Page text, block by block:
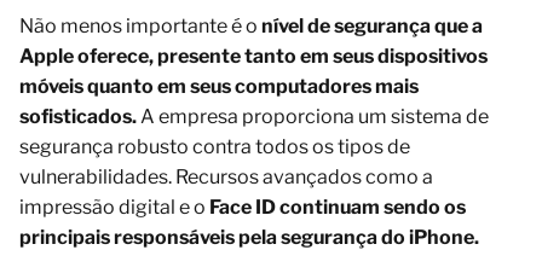
Não menos importante é o nível de segurança que a
Apple oferece, presente tanto em seus dispositivos
móveis quanto em seus computadores mais
sofisticados.A empresa proporciona um sistema de
segurança robusto contra todos os tipos de
vulnerabilidades. Recursos avançados como a
impressão digital e o Face ID continuam sendo os
principais responsáveis pela segurança do iPhone.